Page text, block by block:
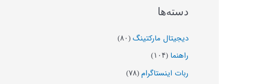
دسته‌ها
دیجیتال مارکتینگ (۸۰)
راهنما (۱۰۴)
ربات اینستاگرام (۷۸)